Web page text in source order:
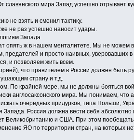
мира Запад успешно отрывает
не взять и сменил тактику.
не раз успешно наносит удары.
Запада.
опять ж в нашем менталитете. Мы не можем
предателей и просто наивных,
и позволяем жить всем.
что правителем в России должен быть
страну и т.д.
По крайней мере, мы не должны бояться
англосаксонского мира. Мы понимаем, что
очередных придурков, типа Польши,
Россия должна вести себя абсолютно
Великобританию и США. При этом
ЯО по территории стран, на которых